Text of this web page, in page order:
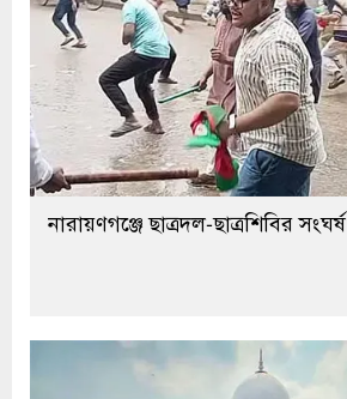
নারায়ণগঞ্জে ছাত্রদল-ছাত্রশিবির সংঘর্ষ